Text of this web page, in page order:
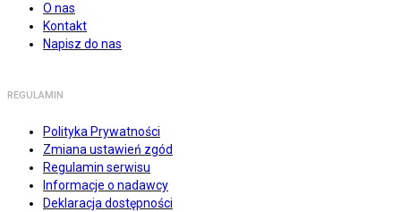
O nas
Kontakt
Napisz do nas
REGULAMIN
Polityka Prywatności
Zmiana ustawień zgód
Regulamin serwisu
Informacje o nadawcy
Deklaracja dostępności